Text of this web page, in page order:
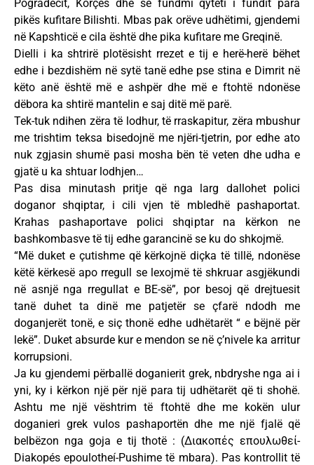
Pogradecit, Korçës dhe së fundmi qyteti i fundit para
pikës kufitare Bilishti. Mbas pak orëve udhëtimi, gjendemi
në Kapshticë e cila është dhe pika kufitare me Greqinë.
Dielli i ka shtrirë plotësisht rrezet e tij e herë-herë bëhet
edhe i bezdishëm në sytë tanë edhe pse stina e Dimrit në
këto anë është më e ashpër dhe më e ftohtë ndonëse
dëbora ka shtirë mantelin e saj ditë më parë.
Tek-tuk ndihen zëra të lodhur, të rraskapitur, zëra mbushur
me trishtim teksa bisedojnë me njëri-tjetrin, por edhe ato
nuk zgjasin shumë pasi mosha bën të veten dhe udha e
gjatë u ka shtuar lodhjen…
Pas disa minutash pritje që nga larg dallohet polici
doganor shqiptar, i cili vjen të mbledhë pashaportat.
Krahas pashaportave polici shqiptar na kërkon ne
bashkombasve të tij edhe garancinë se ku do shkojmë.
“Më duket e çutishme që kërkojnë diçka të tillë, ndonëse
këtë kërkesë apo rregull se lexojmë të shkruar asgjëkundi
në asnjë nga rregullat e BE-së”, por besoj që drejtuesit
tanë duhet ta dinë me patjetër se çfarë ndodh me
doganjerët tonë, e siç thonë edhe udhëtarët “ e bëjnë për
lekë”. Duket absurde kur e mendon se në ç’nivele ka arritur
korrupsioni.
Ja ku gjendemi përballë doganierit grek, nbdryshe nga ai i
yni, ky i kërkon një për një para tij udhëtarët që ti shohë.
Ashtu me një vështrim të ftohtë dhe me kokën ulur
doganieri grek vulos pashaportën dhe me një fjalë që
belbëzon nga goja e tij thotë : (Διακοπές επουλωθεί-
Diakopés epoulotheí-Pushime të mbara). Pas kontrollit të